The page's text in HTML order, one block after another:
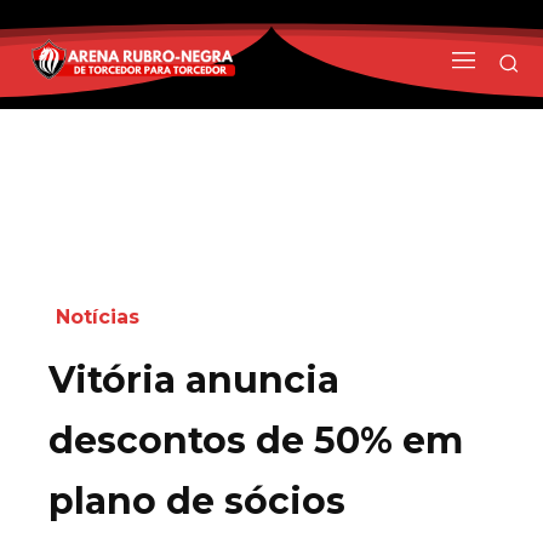
Notícias
Vitória anuncia
descontos de 50% em
plano de sócios